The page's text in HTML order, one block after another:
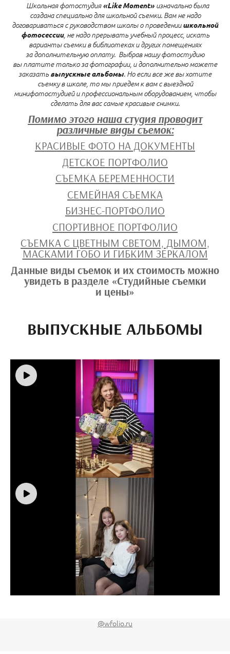
Школьная фотостудия«Like Moment»изначально была
создана специально для школьной съемки. Вам не надо
договариваться с руководством школы о проведениишкольной
фотосессии, не надо прерывать учебный процесс, искать
варианты съемки в библиотеках и других помещениях
за дополнительную оплату. Выбрав нашу фотостудию
вы платите только за фотографии, и дополнительно можете
заказать выпускные альбомы. Но если все же вы хотите
съемку в школе, то мы приедем к вам с выездной
минифотостудией и профессиональным оборудованием, чтобы
сделать для вас самые красивые снимки.
Помимо этого наша студия проводит
различные виды съемок:
КРАСИВЫЕ ФОТО НА ДОКУМЕНТЫ
ДЕТСКОЕ ПОРТФОЛИО
СЪЕМКА БЕРЕМЕННОСТИ
СЕМЕЙНАЯ СЪЕМКА
БИЗНЕС-ПОРТФОЛИО
СПОРТИВНОЕ ПОРТФОЛИО
СЪЕМКА С ЦВЕТНЫМ СВЕТОМ, ДЫМОМ,
МАСКАМИ ГОБО И ГИБКИМ ЗЕРКАЛОМ
Данные виды съемок и их стоимость можно
увидеть в разделе «Студийные съемки
и цены»
ВЫПУСКНЫЕ АЛЬБОМЫ
@wfolio.ru